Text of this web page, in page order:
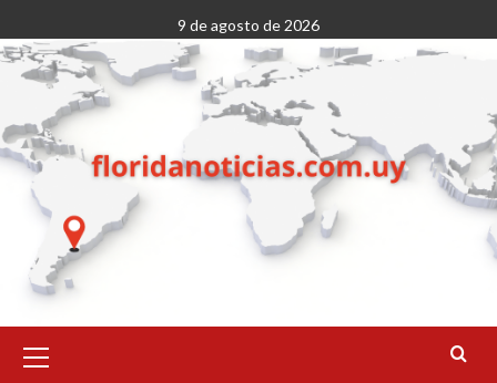
al
contenido
9 de agosto de 2026
primario